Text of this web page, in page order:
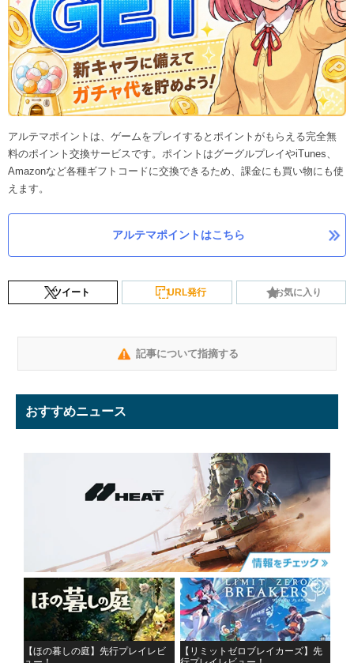
アルテマポイントは、ゲームをプレイするとポイントがもらえる完全無
料のポイント交換サービスです。ポイントはグーグルプレイやiTunes、
Amazonなど各種ギフトコードに交換できるため、課金にも買い物にも使
えます。
アルテマポイントはこちら
ツイート URL発行 お気に入り
記事について指摘する
おすすめニュース
【ほの暮しの庭】先行プレイレビ
【リミットゼロブレイカーズ】先